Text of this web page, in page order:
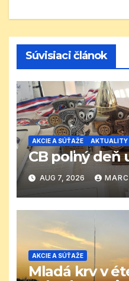
Súvisiaci článok
AKCIE A SÚŤAŽE AKTUALITY
CB poľný deň
AUG 7, 2026
AKCIE A SÚŤAŽE
Mladá krv v